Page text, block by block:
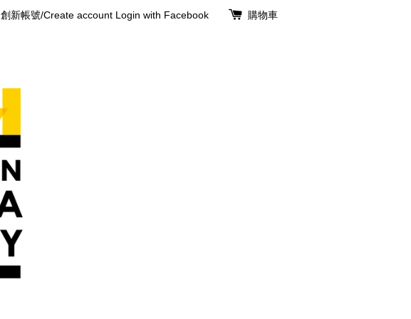
創新帳號/Create account Login with Facebook 購物車